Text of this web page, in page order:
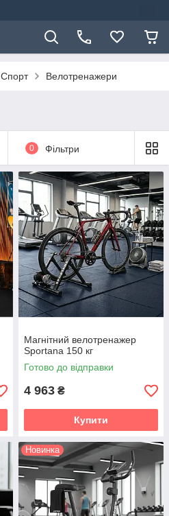
Спорт Велотренажери
0 Фільтри
Магнітний велотренажер
Sportana 150 кг
Готово до відправки
4 963 ₴
Купити
Новинка